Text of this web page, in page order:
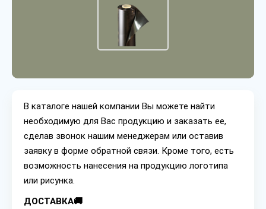
В каталоге нашей компании Вы можете найти
необходимую для Вас продукцию и заказать ее,
сделав звонок нашим менеджерам или оставив
заявку в форме обратной связи. Кроме того, есть
возможность нанесения на продукцию логотипа
или рисунка.
ДОСТАВКА🚚